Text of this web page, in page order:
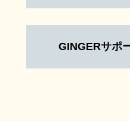
GINGERサポ